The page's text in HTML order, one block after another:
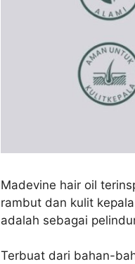
Madevine hair oil
rambut dan kulit
adalah sebagai
Terbuat dari bahan-